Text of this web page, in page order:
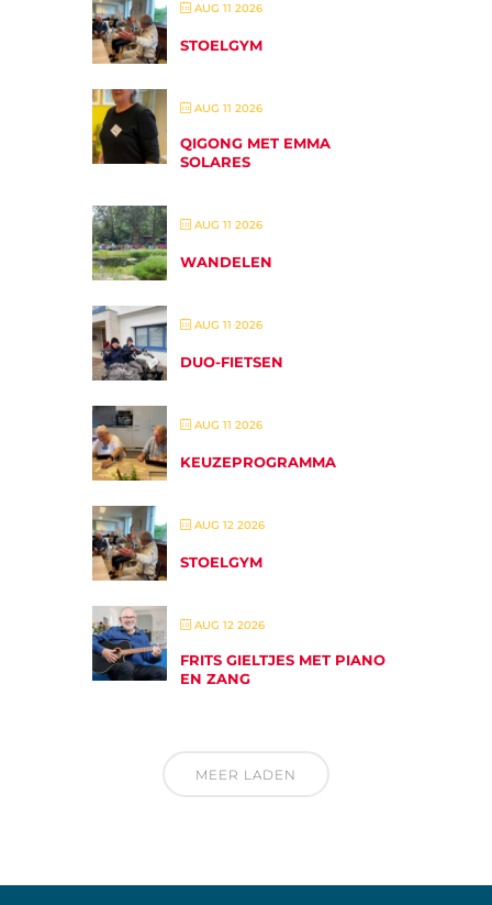
AUG 11 2026
STOELGYM
AUG 11 2026
QIGONG MET EMMA
SOLARES
AUG 11 2026
WANDELEN
AUG 11 2026
DUO-FIETSEN
AUG 11 2026
KEUZEPROGRAMMA
AUG 12 2026
STOELGYM
AUG 12 2026
FRITS GIELTJES MET PIANO
EN ZANG
MEER LADEN